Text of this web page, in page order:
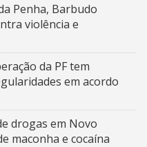
Penha, Barbudo
violência e
da PF tem
em acordo
drogas em Novo
maconha e cocaína